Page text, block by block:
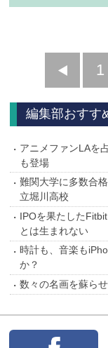
前
へ
1
編集部おすす
アニメファンLAを
も登場
難関大学に多数合
立堀川高校
IPOを果たした
とは生まれない
時計も、音楽も
か？
数々の名画を蘇ら